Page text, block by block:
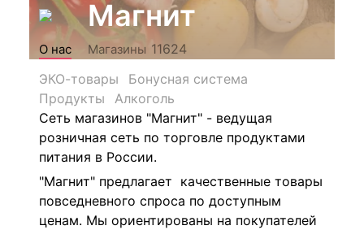
Магнит
О нас Магазины 11624
ЭКО-товары
Бонусная система
Продукты
Алкоголь
Сеть магазинов "Магнит" - ведущая
розничная сеть по торговле продуктами
питания в России.
"Магнит" предлагает качественные товары
повседневного спроса по доступным
ценам. Мы ориентированы на покупателей